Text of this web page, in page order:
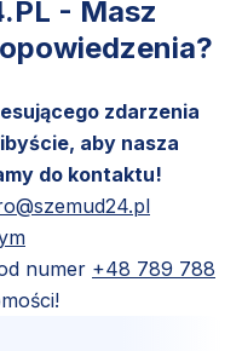
- Masz
zdarzenia
aby nasza
do kontaktu!
numer +48 789 788